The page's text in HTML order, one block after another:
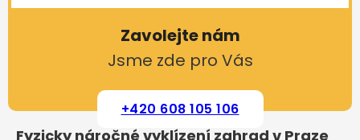
Zavolejte nám
Jsme zde pro Vás
+420 608 105 106
Fyzicky náročné vyklízení zahrad v Praze